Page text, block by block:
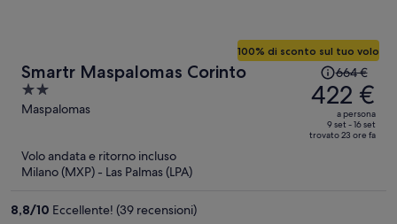
Smartr Maspalomas Corinto
2
out
5
Maspalomas
100% di sconto sul tuo volo
prezzo
era
664 €,
ora
664 €
422 €
a persona
9 set - 16 set
trovato 23 ore fa
Volo andata e ritorno incluso
Milano (MXP) - Las Palmas (LPA)
8,8/10 Eccellente! (39 recensioni)